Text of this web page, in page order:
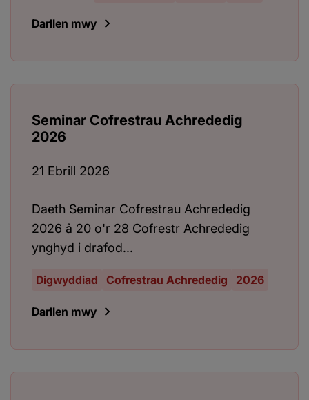
Darllen mwy
Seminar Cofrestrau Achrededig
2026
21 Ebrill 2026
Daeth Seminar Cofrestrau Achrededig
2026 â 20 o'r 28 Cofrestr Achrededig
ynghyd i drafod...
Digwyddiad Cofrestrau Achrededig 2026
Darllen mwy